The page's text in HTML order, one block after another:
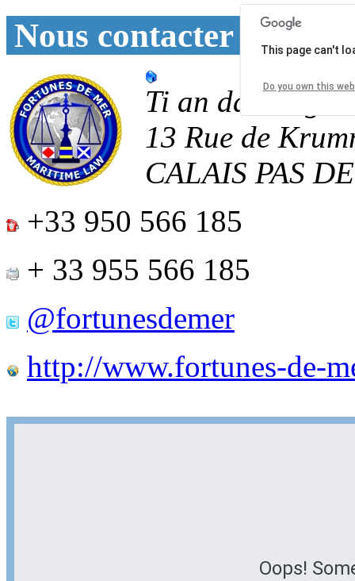
Nous contacter
Ti an
13 Rue de
CALAIS PAS
+33 950 566 185
+ 33 955 566 185
@fortunesdemer
http://www.fortunes-de-
Oops!
This page can't
Do you own this